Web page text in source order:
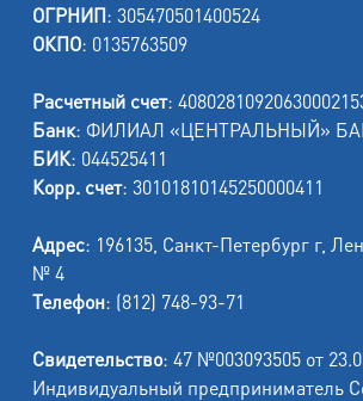
ОГРНИП: 305470501400524
ОКПО: 0135763509
Расчетный счет:
Банк: ФИЛИАЛ «ЦЕНТРАЛЬНЫЙ»
БИК: 044525411
Корр. счет: 30101810145250000411
Адрес: 196135, Санкт-Петербург г,
№ 4
Телефон: (812) 748-93-71
Свидетельство: 47 №003093505 от
Индивидуальный предприниматель